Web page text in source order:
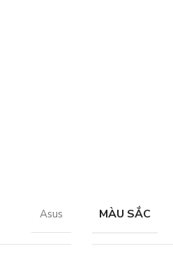
Asus MÀU SẮC